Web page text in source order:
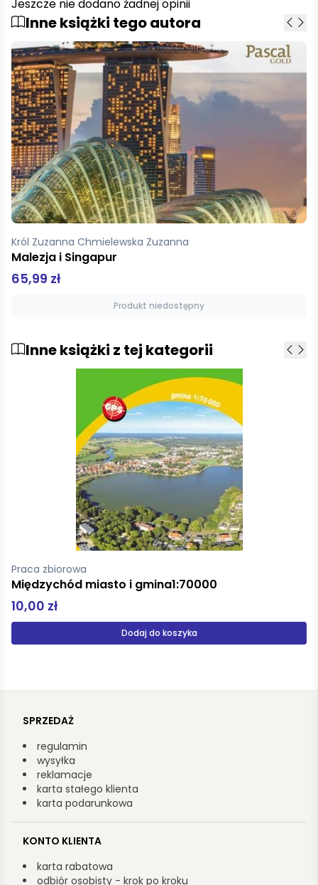
Jeszcze nie dodano żadnej opinii
Inne książki tego autora
Król Zuzanna Chmielewska Zuzanna
Malezja i Singapur
65,99 zł
Produkt niedostępny
Inne książki z tej kategorii
Praca zbiorowa
Karkonosze i Góry Izerskie 1:50 000
17,00 zł
Dodaj do koszyka
SPRZEDAŻ
regulamin
wysyłka
reklamacje
karta stałego klienta
karta podarunkowa
KONTO KLIENTA
karta rabatowa
odbiór osobisty - krok po kroku